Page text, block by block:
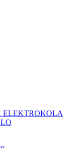
ELEKTROKOLA